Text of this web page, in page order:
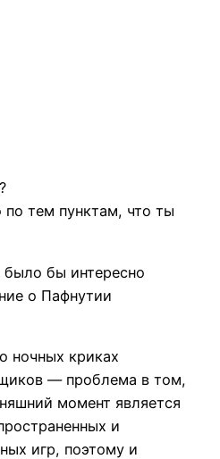
тем пунктам, что ты
было бы интересно
о Пафнутии
ночных криках
— проблема в том,
момент является
и
игр, поэтому и